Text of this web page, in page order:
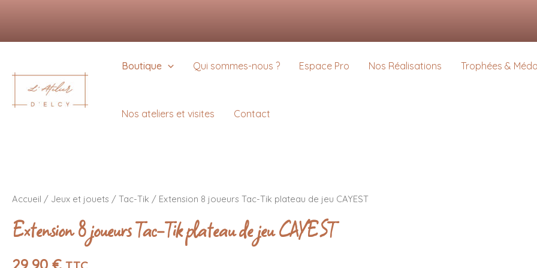
Boutique Qui sommes-nous ? Espace Pro Nos Réalisations Trophées &
Nos ateliers et visites Contact
Accueil / Jeux et jouets / Tac-Tik / Extension 8 joueurs Tac-Tik plateau de jeu CAYEST
Extension 8 joueurs Tac-Tik plateau de jeu CAYEST
29,90 €
Extension
joueurs
Tac-
plateau